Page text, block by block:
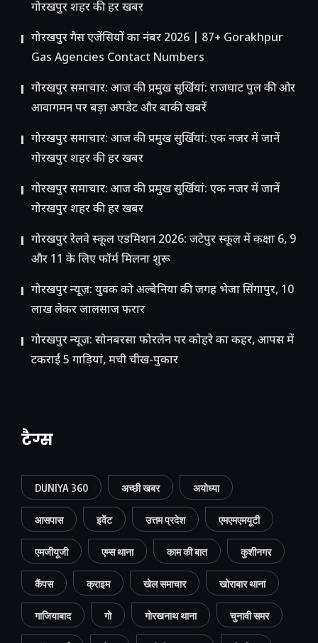
गोरखपुर शहर की हर खबर
गोरखपुर गैस एजेंसियों का नंबर 2026 | 87+ Gorakhpur
Gas Agencies Contact Numbers
गोरखपुर समाचार: आज की प्रमुख सुर्खियां: राजघाट पुल की ओर
आवागमन पर बड़ा अपडेट और बाकी खबरें
गोरखपुर समाचार: आज की प्रमुख सुर्खियां: एक नजर में जानें
गोरखपुर शहर की हर खबर
गोरखपुर समाचार: आज की प्रमुख सुर्खियां: एक नजर में जानें
गोरखपुर शहर की हर खबर
गोरखपुर रेलवे स्कूल एडमिशन 2026: जटेपुर स्कूल में कक्षा 6, 9
और 11 के लिए फॉर्म मिलना शुरू
गोरखपुर न्यूज़: युवक को अल्बेनिया की जगह भेजा सिंगापुर, 10
लाख लेकर जालसाज फरार
गोरखपुर न्यूज़: सोनबरसा फोरलेन पर कोहरे का कहर, आपस में
टकराईं 5 गाड़ियां, मची चीख-पुकार
टैग्स
DUNIYA 360 अच्छी खबर अयोध्या
आसपास इवेंट उत्तम प्रदेश एमएमएमयूटी
एमजीयूजी एम्स थाना काम की बात कुशीनगर
कैंपस क्राइम खेल समाचार खोराबार थाना
गाजियाबाद गो गोरखनाथ थाना चुनावी समर